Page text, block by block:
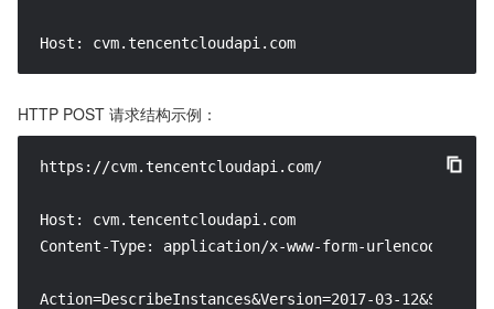
Host: cvm.tencentcloudapi.com
HTTP POST 请求结构示例：
https://cvm.tencentcloudapi.com/
Host: cvm.tencentcloudapi.com
Content-Type: application/x-www-form-urlencoded
Action=DescribeInstances&Version=2017-03-